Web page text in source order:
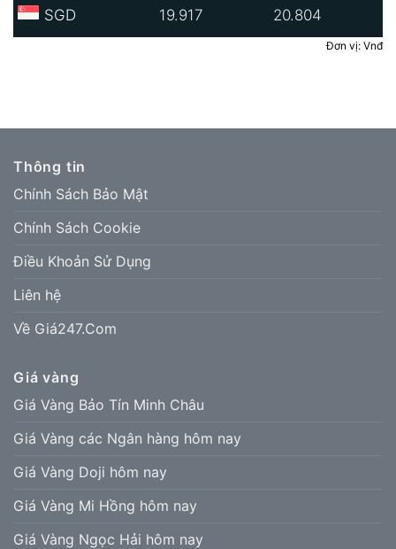
SGD 19.917 20.804
Đơn vị: Vnđ
Thông tin
Chính Sách Bảo Mật
Chính Sách Cookie
Điều Khoản Sử Dụng
Liên hệ
Về Giá247.Com
Giá vàng
Giá Vàng Bảo Tín Minh Châu
Giá Vàng các Ngân hàng hôm nay
Giá Vàng Doji hôm nay
Giá Vàng Mi Hồng hôm nay
Giá Vàng Ngọc Hải hôm nay